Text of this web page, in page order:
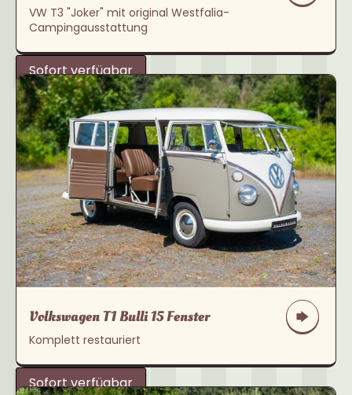
VW T3 "Joker" mit original Westfalia-
Campingausstattung
Sofort verfügbar
Volkswagen T1 Bulli 15 Fenster
Komplett restauriert
Sofort verfügbar